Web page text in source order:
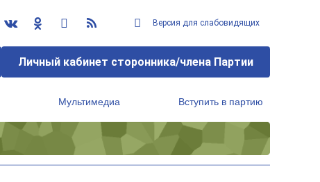
Версия для слабовидящих
Личный кабинет сторонника/члена Партии
Мультимедиа Вступить в партию